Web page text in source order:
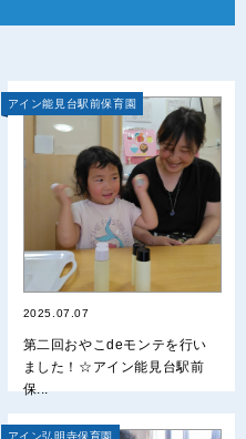
アイン能見台駅前保育園
2025.07.07
第二回おやこdeモンテを行い
ました！☆アイン能見台駅前
保...
アイン弘明寺保育園